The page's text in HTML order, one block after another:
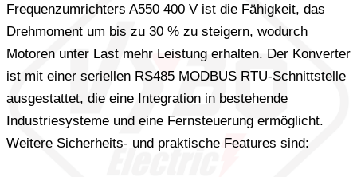
Frequenzumrichters A550 400 V ist die Fähigkeit, das
Drehmoment um bis zu 30 % zu steigern, wodurch
Motoren unter Last mehr Leistung erhalten. Der Konverter
ist mit einer seriellen RS485 MODBUS RTU-Schnittstelle
ausgestattet, die eine Integration in bestehende
Industriesysteme und eine Fernsteuerung ermöglicht.
Weitere Sicherheits- und praktische Features sind: